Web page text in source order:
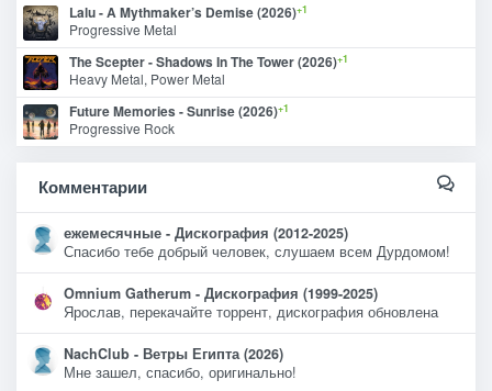
Lalu - A Mythmaker’s Demise (2026)+1
Progressive Metal
The Scepter - Shadows In The Tower (2026)+1
Heavy Metal, Power Metal
Future Memories - Sunrise (2026)+1
Progressive Rock
Комментарии
ежемесячные - Дискография (2012-2025)
Спасибо тебе добрый человек, слушаем всем Дурдомом!
Omnium Gatherum - Дискография (1999-2025)
Ярослав, перекачайте торрент, дискография обновлена
NachClub - Ветры Египта (2026)
Мне зашел, спасибо, оригинально!